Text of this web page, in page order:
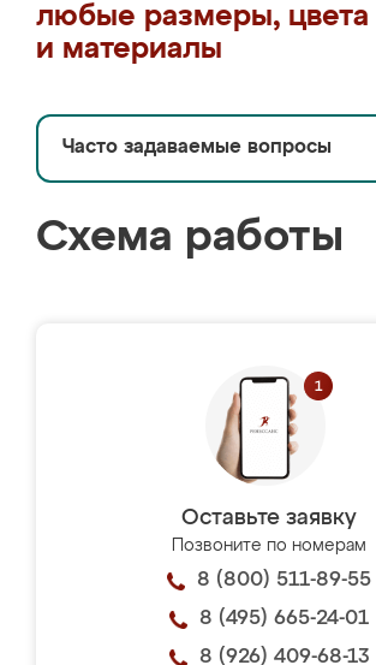
любые размеры, цвета
и материалы
Часто задаваемые вопросы
Схема работы
Оставьте заявку
Позвоните по номерам
8 (800) 511-89-55
8 (495) 665-24-01
8 (926) 409-68-13